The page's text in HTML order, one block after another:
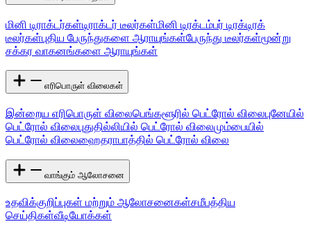
மினி டிராக்டர்கள்டிராக்டர் டீலர்கள்மினி டிரக்டம்பர் டிரக்டிரக்
டீலர்கள்புதிய பேருந்துகளை ஆராயுங்கள்பேருந்து டீலர்கள்மூன்று
சக்கர வாகனங்களை ஆராயுங்கள்
எரிபொருள் விலைகள்
இன்றைய எரிபொருள் விலைபெங்களூரில் பெட்ரோல் விலைபுனேயில்
பெட்ரோல் விலைபுதுதில்லியில் பெட்ரோல் விலைமும்பையில்
பெட்ரோல் விலைஹைதராபாத்தில் பெட்ரோல் விலை
வாங்கும் ஆலோசனை
உதவிக்குறிப்புகள் மற்றும் ஆலோசனைகள்சமீபத்திய
செய்திகள்வீடியோக்கள்